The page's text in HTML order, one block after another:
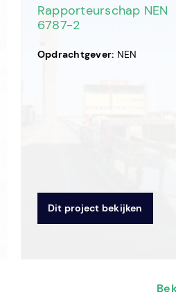
Rapporteurschap NEN
6787-2
Opdrachtgever: NEN
Dit project bekijken